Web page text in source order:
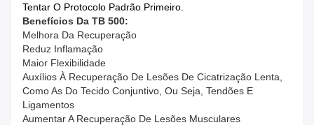
Tentar O Protocolo Padrão Primeiro.
Benefícios Da TB 500:
Melhora Da Recuperação
Reduz Inflamação
Maior Flexibilidade
Auxílios À Recuperação De Lesões De Cicatrização Lenta,
Como As Do Tecido Conjuntivo, Ou Seja, Tendões E
Ligamentos
Aumentar A Recuperação De Lesões Musculares